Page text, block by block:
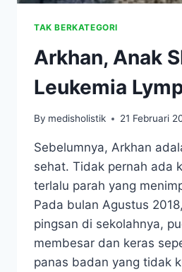
TAK BERKATEGORI
Arkhan, Anak
Leukemia
By medisholistik 21 Februari
Sebelumnya, Arkhan
sehat. Tidak pernah ada
terlalu parah yang
Pada bulan Agustus
pingsan di sekolahnya,
membesar dan keras
panas badan yang tidak